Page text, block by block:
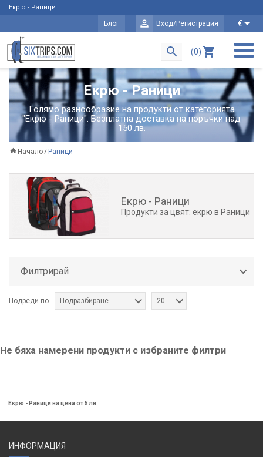
Екрю - Раници
Блог Вход/Регистрация €
(0)
Екрю - Раници
Голямо разнообразие на продукти от категорията
"Екрю - Раници". Безплатна доставка на поръчки над
150 лв.
Начало Раници
Екрю - Раници
Продукти за цвят: екрю в Раници
Филтрирай
Подреди по Подразбиране 20
Не бяха намерени продукти с избраните филтри
Екрю - Раници на цена от 5 лв.
ИНФОРМАЦИЯ